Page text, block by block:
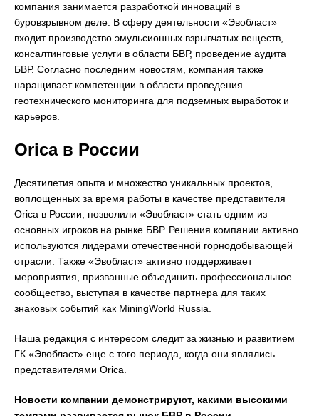
компания занимается разработкой инноваций в
буровзрывном деле. В сферу деятельности «Эвобласт»
входит производство эмульсионных взрывчатых веществ,
консалтинговые услуги в области БВР, проведение аудита
БВР. Согласно последним новостям, компания также
наращивает компетенции в области проведения
геотехнического мониторинга для подземных выработок и
карьеров.
Orica в России
Десятилетия опыта и множество уникальных проектов,
воплощенных за время работы в качестве представителя
Orica в России, позволили «Эвобласт» стать одним из
основных игроков на рынке БВР. Решения компании активно
используются лидерами отечественной горнодобывающей
отрасли. Также «Эвобласт» активно поддерживает
мероприятия, призванные объединить профессиональное
сообщество, выступая в качестве партнера для таких
знаковых событий как MiningWorld Russia.
Наша редакция с интересом следит за жизнью и развитием
ГК «Эвобласт» еще с того периода, когда они являлись
представителями Orica.
Новости компании демонстрируют, какими высокими